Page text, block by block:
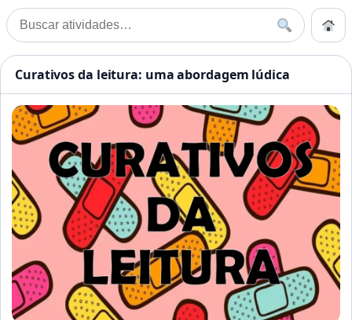
Pular para o conteúdo
Buscar por:
Buscar
Início
Início»curativos da leitura
Atividades Educação
Curativos da leitura: uma abordagem lúdica